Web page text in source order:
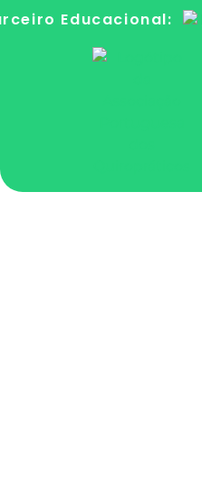
Educacional: